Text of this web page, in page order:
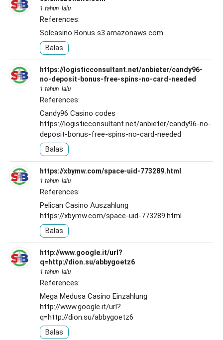
1 tahun lalu
References:
Solcasino Bonus s3.amazonaws.com
Balas
https://logisticconsultant.net/anbieter/candy96-
no-deposit-bonus-free-spins-no-card-needed
1 tahun lalu
References:
Candy96 Casino codes
https://logisticconsultant.net/anbieter/candy96-no-
deposit-bonus-free-spins-no-card-needed
Balas
https://xbymw.com/space-uid-773289.html
1 tahun lalu
References:
Pelican Casino Auszahlung
https://xbymw.com/space-uid-773289.html
Balas
http://www.google.it/url?
q=http://dion.su/abbygoetz6
1 tahun lalu
References:
Mega Medusa Casino Einzahlung
http://www.google.it/url?
q=http://dion.su/abbygoetz6
Balas